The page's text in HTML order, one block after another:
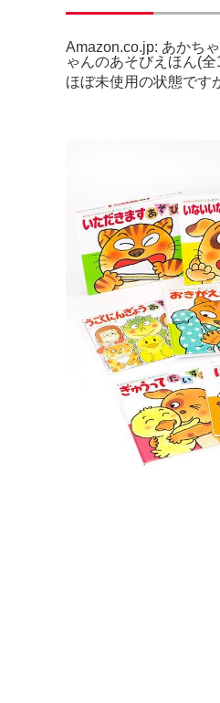
Amazon.co.jp: あかち
ゃんのあそびえほん(
ほぼ未使用の状態です